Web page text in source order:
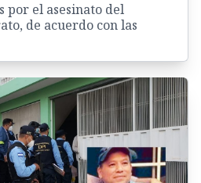
por el asesinato del
de acuerdo con las